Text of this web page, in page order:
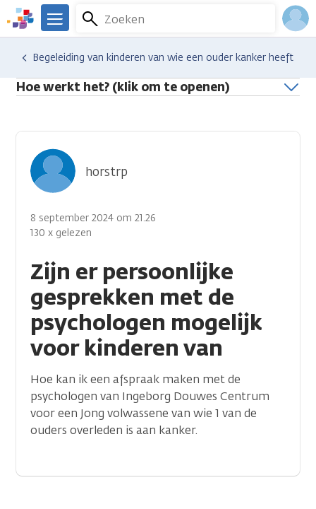
Overslaan
en
naar
inhoud
gaan
We
er
voor
je.
Zoeken
Menu
Hulp en ondersteuning
Stel je vraag aan een professional
Begeleiding van kinderen van wie een ouder kanker heeft
Hoe werkt het? (klik om te openen)
Zijn er persoonlijke
gesprekken met de
psychologen mogelijk
voor kinderen van
horstrp
8 september 2024 om 21.26
130 x gelezen
Hoe kan ik een afspraak maken met de
psychologen van Ingeborg Douwes Centrum
voor een Jong volwassene van wie 1 van de
ouders overleden is aan kanker.